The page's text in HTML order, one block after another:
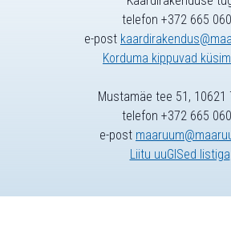
telefon +372 665
e-post
Korduma kippuvad
Mustamäe tee 51, 10621
telefon +372 665
e-post
Liitu uuGISed listiga